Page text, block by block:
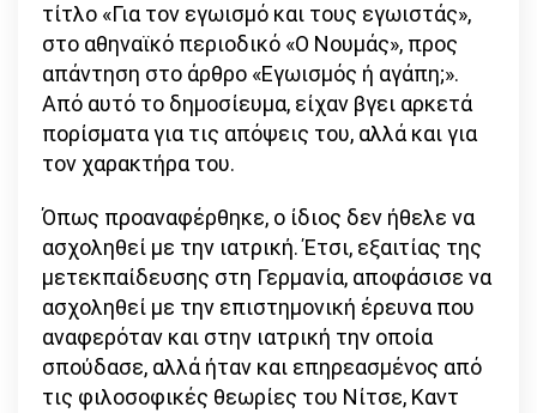
τίτλο «Για τον εγωισμό και τους εγωιστάς»,
στο αθηναϊκό περιοδικό «Ο Νουμάς», προς
απάντηση στο άρθρο «Εγωισμός ή αγάπη;».
Από αυτό το δημοσίευμα, είχαν βγει αρκετά
πορίσματα για τις απόψεις του, αλλά και για
τον χαρακτήρα του.
Όπως προαναφέρθηκε, ο ίδιος δεν ήθελε να
ασχοληθεί με την ιατρική. Έτσι, εξαιτίας της
μετεκπαίδευσης στη Γερμανία, αποφάσισε να
ασχοληθεί με την επιστημονική έρευνα που
αναφερόταν και στην ιατρική την οποία
σπούδασε, αλλά ήταν και επηρεασμένος από
τις φιλοσοφικές θεωρίες του Νίτσε, Καντ